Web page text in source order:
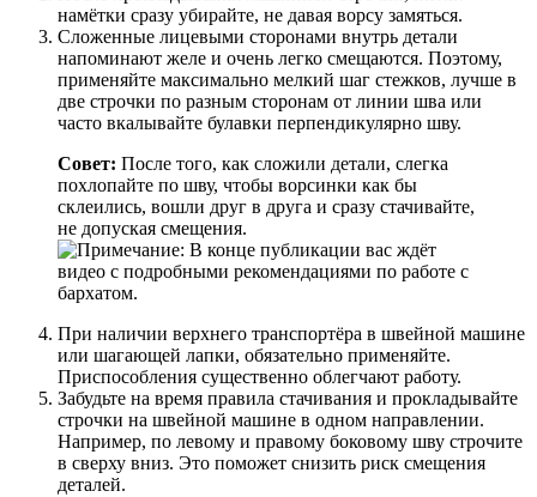
намётки сразу убирайте, не давая ворсу замяться.
Сложенные лицевыми сторонами внутрь детали
напоминают желе и очень легко смещаются. Поэтому,
применяйте максимально мелкий шаг стежков, лучше в
две строчки по разным сторонам от линии шва или
часто вкалывайте булавки перпендикулярно шву.
Совет: После того, как сложили детали, слегка
похлопайте по шву, чтобы ворсинки как бы
склеились, вошли друг в друга и сразу стачивайте,
не допуская смещения.
При наличии верхнего транспортёра в швейной машине
или шагающей лапки, обязательно применяйте.
Приспособления существенно облегчают работу.
Забудьте на время правила стачивания и прокладывайте
строчки на швейной машине в одном направлении.
Например, по левому и правому боковому шву строчите
в сверху вниз. Это поможет снизить риск смещения
деталей.